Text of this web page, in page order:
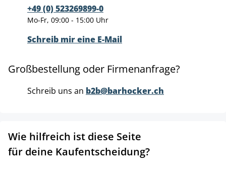
+49 (0) 523269899-0
Mo-Fr, 09:00 - 15:00 Uhr
Schreib mir eine E-Mail
Großbestellung oder Firmenanfrage?
Schreib uns an b2b@barhocker.ch
Wie hilfreich ist diese Seite
für deine Kaufentscheidung?